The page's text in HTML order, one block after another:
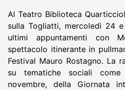
Al Teatro Biblioteca
sulla Togliatti, mercoledì 24
ultimi appuntamenti con
spettacolo itinerante in
Festival Mauro Rostagno. La
su tematiche sociali
novembre, della Giornata